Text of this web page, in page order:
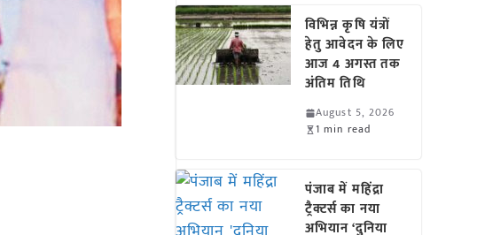
विभिन्न कृषि यंत्रों
हेतु आवेदन के लिए
आज 4 अगस्त तक
अंतिम तिथि
August 5, 2026
1 min read
पंजाब में महिंद्रा
ट्रैक्टर्स का नया
अभियान ‘दुनिया